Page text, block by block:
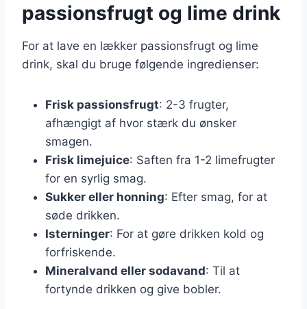
passionsfrugt og lime drink
For at lave en lækker passionsfrugt og lime
drink, skal du bruge følgende ingredienser:
Frisk passionsfrugt: 2-3 frugter,
afhængigt af hvor stærk du ønsker
smagen.
Frisk limejuice: Saften fra 1-2 limefrugter
for en syrlig smag.
Sukker eller honning: Efter smag, for at
søde drikken.
Isterninger: For at gøre drikken kold og
forfriskende.
Mineralvand eller sodavand: Til at
fortynde drikken og give bobler.